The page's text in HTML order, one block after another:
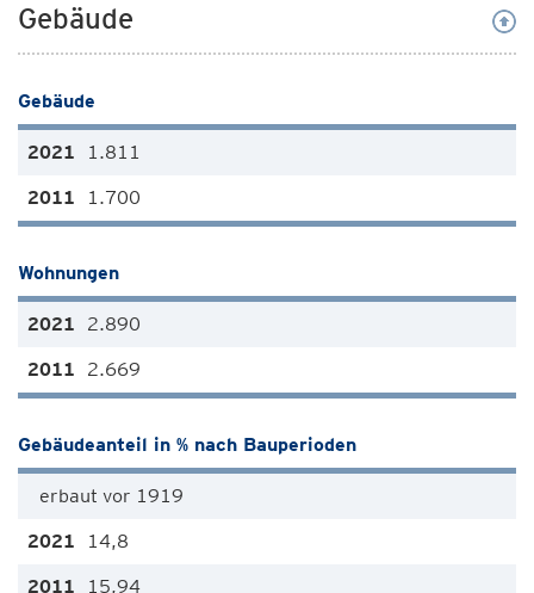
Gebäude
Gebäude
1.811
1.700
Wohnungen
2.890
2.669
Gebäudeanteil in % nach Bauperioden
erbaut vor 1919
14,8
15,94